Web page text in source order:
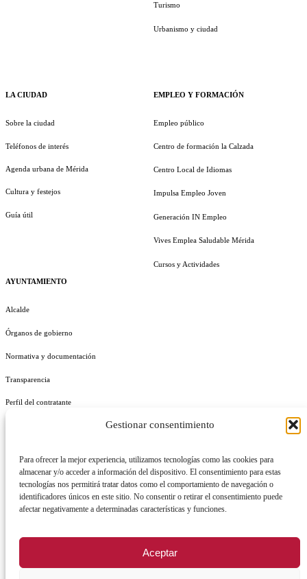
Gestionar consentimiento
Para ofrecer la mejor experiencia, utilizamos tecnologías como las cookies para
almacenar y/o acceder a información del dispositivo. El consentimiento para estas
tecnologías nos permitirá tratar datos como el comportamiento de navegación o
identificadores únicos en este sitio. No consentir o retirar el consentimiento puede
afectar negativamente a determinadas características y funciones.
Aceptar
LA CIUDAD
Sobre la ciudad
Teléfonos de interés
Agenda urbana de Mérida
Cultura y festejos
Guía útil
AYUNTAMIENTO
Alcalde
Órganos de gobierno
Normativa y documentación
Transparencia
Perfil del contratante
Turismo
Urbanismo y ciudad
EMPLEO Y FORMACIÓN
Empleo público
Centro de formación la Calzada
Centro Local de Idiomas
Impulsa Empleo Joven
Generación IN Empleo
Vives Emplea Saludable Mérida
Cursos y Actividades
REGISTRO DE ACTIVIDADES DE TRATAMIENTO